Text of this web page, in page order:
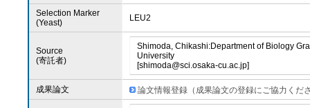
Selection Marker
(Yeast)
LEU2
Source
(寄託者)
Shimoda, Chikashi:Department of Biology
University
[shimoda@sci.osaka-cu.ac.jp]
成果論文 論文情報登録（成果論文の登録にご協力くだ